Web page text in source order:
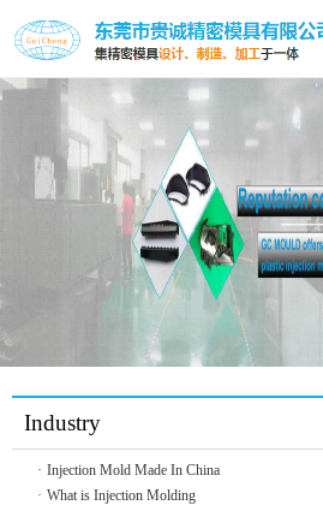
Industry
· Injection Mold Made In China
· What is Injection Molding